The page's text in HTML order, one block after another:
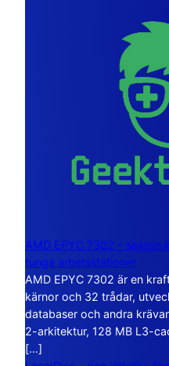
AMD EPYC 7302 –
tunga arbetsstationer
AMD EPYC 7302 är en
kärnor och 32 trådar,
databaser och andra
2-arkitektur, 128 MB L3-
[…]